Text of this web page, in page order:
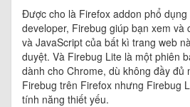
Được cho là Firefox addon phổ
developer, Firebug giúp bạn xem và
và JavaScript của bất kì trang web
duyệt. Và Firebug Lite là một phiên
dành cho Chrome, dù không đầy đủ
Firebug trên Firefox nhưng Firebug
tính năng thiết yếu.